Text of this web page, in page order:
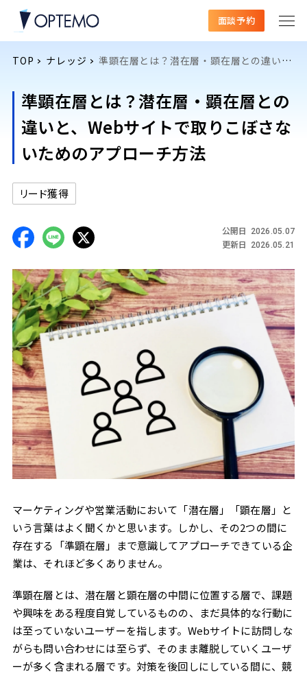
面談予約
TOP ナレッジ 準顕在層とは？潜在層・顕在層との違いと、Webサイトで取りこぼさないためのアプローチ方法
準顕在層とは？潜在層・顕在層との
違いと、Webサイトで取りこぼさな
いためのアプローチ方法
リード獲得
公開日 2026.05.07
更新日 2026.05.21
マーケティングや営業活動において「潜在層」「顕在層」と
いう言葉はよく聞くかと思います。しかし、その2つの間に
存在する「準顕在層」まで意識してアプローチできている企
業は、それほど多くありません。
準顕在層とは、潜在層と顕在層の中間に位置する層で、課題
や興味をある程度自覚しているものの、まだ具体的な行動に
は至っていないユーザーを指します。Webサイトに訪問しな
がらも問い合わせには至らず、そのまま離脱していくユーザ
ーが多く含まれる層です。対策を後回しにしている間に、競